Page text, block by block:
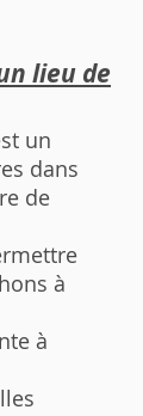
lieu de
un
dans
de
à
à